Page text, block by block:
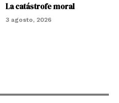
La catástrofe moral
3 agosto, 2026